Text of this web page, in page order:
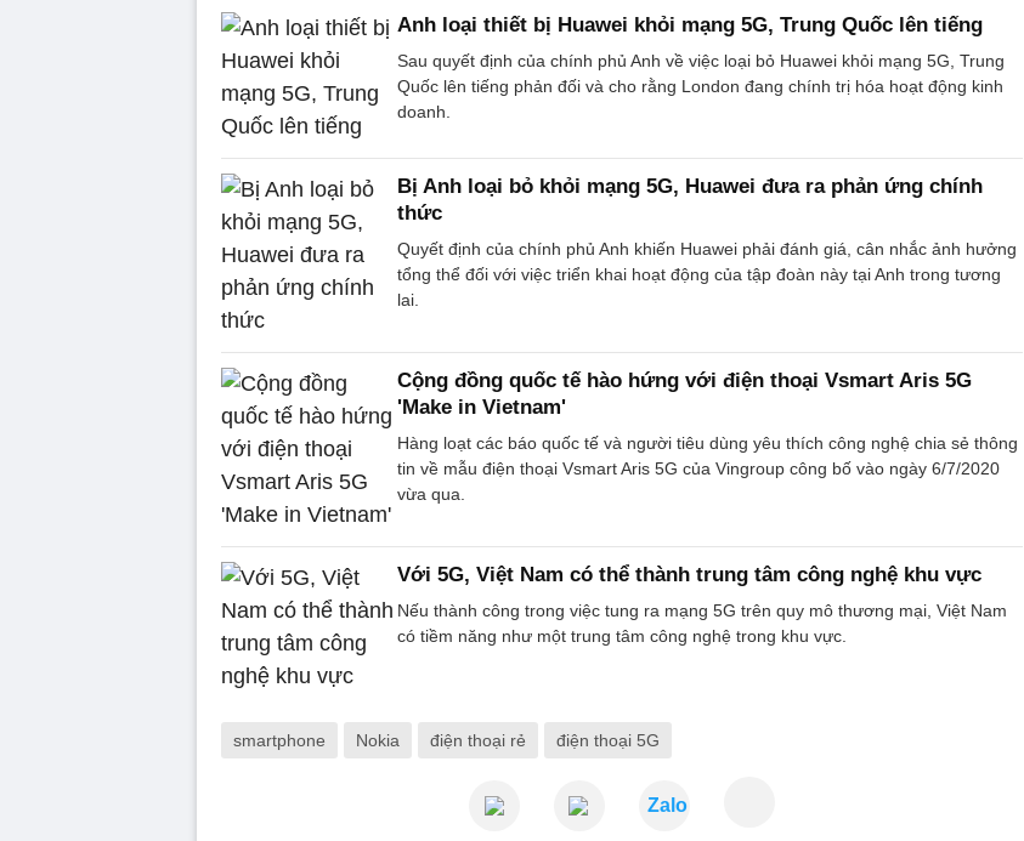
Anh loại thiết bị Huawei khỏi mạng 5G, Trung Quốc lên tiếng
Sau quyết định của chính phủ Anh về việc loại bỏ Huawei khỏi mạng 5G, Trung
Quốc lên tiếng phản đối và cho rằng London đang chính trị hóa hoạt động kinh
doanh.
Bị Anh loại bỏ khỏi mạng 5G, Huawei đưa ra phản ứng chính
thức
Quyết định của chính phủ Anh khiến Huawei phải đánh giá, cân nhắc ảnh hưởng
tổng thể đối với việc triển khai hoạt động của tập đoàn này tại Anh trong tương
lai.
Cộng đồng quốc tế hào hứng với điện thoại Vsmart Aris 5G
'Make in Vietnam'
Hàng loạt các báo quốc tế và người tiêu dùng yêu thích công nghệ chia sẻ thông
tin về mẫu điện thoại Vsmart Aris 5G của Vingroup công bố vào ngày 6/7/2020
vừa qua.
Với 5G, Việt Nam có thể thành trung tâm công nghệ khu vực
Nếu thành công trong việc tung ra mạng 5G trên quy mô thương mại, Việt Nam
có tiềm năng như một trung tâm công nghệ trong khu vực.
smartphone Nokia điện thoại rẻ điện thoại 5G
Zalo